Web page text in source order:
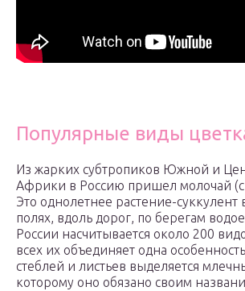
Популярные виды
Из жарких субтропиков Южной и
Африки в Россию пришел молочай (с
Это однолетнее растение-суккулент
полях, вдоль дорог, по берегам
России насчитывается около 200
всех их объединяет одна
стеблей и листьев выделяется
которому оно обязано своим